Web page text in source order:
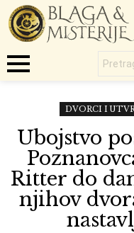
DVORCI I
Ubojstvo
Ritter do
njihov